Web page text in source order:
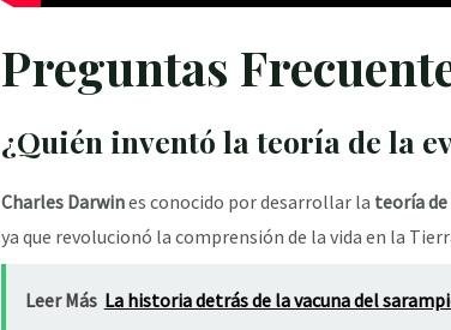
Preguntas
¿Quién inventó la teoría de la
Charles Darwines conocido por desarrollar la teoría
ya que revolucionó la comprensión de la vida en la
Leer Más La historia detrás de la vacuna del